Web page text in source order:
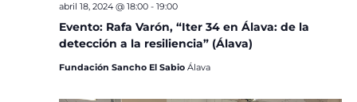
Evento: Rafa Varón, “Iter 34 en Álava: de la
detección a la resiliencia” (Álava)
abril 18, 2024 @ 18:00- 19:00
Fundación Sancho El Sabio Álava